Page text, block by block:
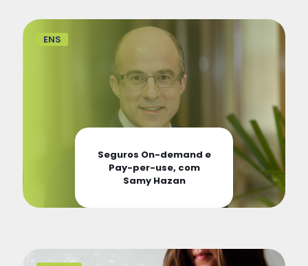
ENS
Seguros On-demand e
Pay-per-use, com
Samy Hazan